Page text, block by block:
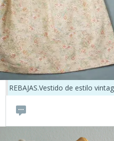
REBAJAS.Vestido de estilo